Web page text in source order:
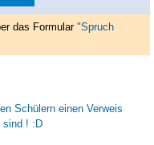
das Formular "Spruch